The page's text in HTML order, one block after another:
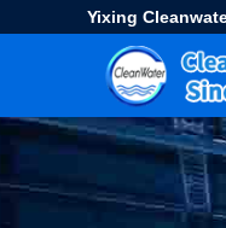
Yixing